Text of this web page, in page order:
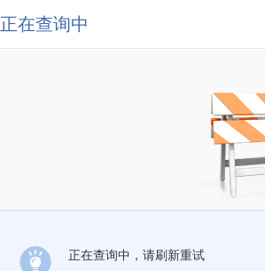
正在查询中
正在查询中，请刷新重试